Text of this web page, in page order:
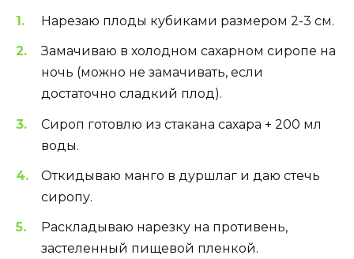
Нарезаю плоды кубиками размером 2-3 см.
Замачиваю в холодном сахарном сиропе на
ночь (можно не замачивать, если
достаточно сладкий плод).
Сироп готовлю из стакана сахара + 200 мл
воды.
Откидываю манго в дуршлаг и даю стечь
сиропу.
Раскладываю нарезку на противень,
застеленный пищевой пленкой.